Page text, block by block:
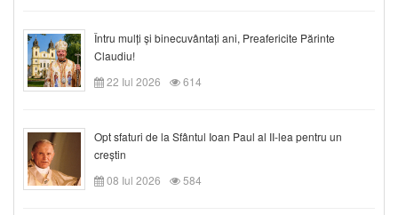
Întru mulți și binecuvântați ani, Preafericite Părinte
Claudiu!
22 Iul 2026
614
Opt sfaturi de la Sfântul Ioan Paul al II-lea pentru un
creștin
08 Iul 2026
584